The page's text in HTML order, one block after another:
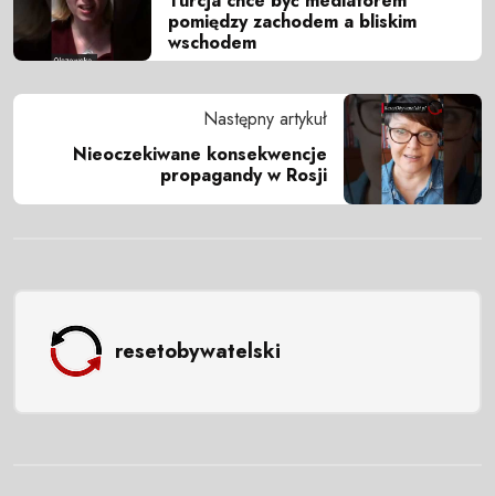
pomiędzy zachodem a bliskim
wschodem
Następny artykuł
Nieoczekiwane konsekwencje
propagandy w Rosji
resetobywatelski